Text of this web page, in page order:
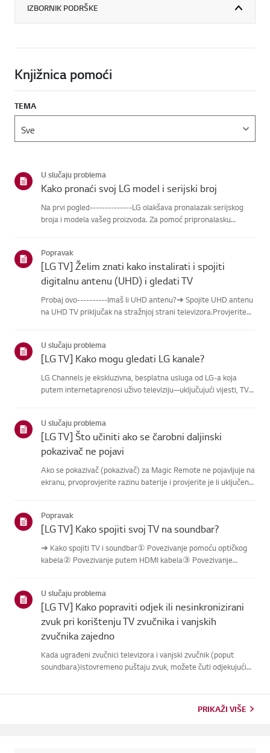
IZBORNIK PODRŠKE
Knjižnica pomoći
TEMA
U slučaju problema
Kako pronaći svoj LG model i serijski broj
Na prvi pogled--------------LG olakšava pronalazak serijskog
broja i modela vašeg proizvoda. Za pomoć pripronalasku
napravlje...
Popravak
[LG TV] Želim znati kako instalirati i spojiti
digitalnu antenu (UHD) i gledati TV
Probaj ovo----------Imaš li UHD antenu?➔ Spojite UHD antenu
na UHD TV priključak na stražnjoj strani televizora.Provjerite
U slučaju problema
[LG TV] Kako mogu gledati LG kanale?
LG Channels je ekskluzivna, besplatna usluga od LG-a koja
putem internetaprenosi uživo televiziju—uključujući vijesti, TV
tipkikanala...
U slučaju problema
[LG TV] Što učiniti ako se čarobni daljinski
pokazivač ne pojavi
Ako se pokazivač (pokazivač) za Magic Remote ne pojavljuje na
ekranu, prvoprovjerite razinu baterije i provjerite je li uključena
Popravak
[LG TV] Kako spojiti svoj TV na soundbar?
➔ Kako spojiti TV i soundbar① Povezivanje pomoću optičkog
kabela② Povezivanje putem HDMI kabela③ Povezivanje
Povezivanje pomoću...
U slučaju problema
[LG TV] Kako popraviti odjek ili nesinkronizirani
zvuk pri korištenju TV zvučnika i vanjskih
zvučnika zajedno
Kada ugrađeni zvučnici televizora i vanjski zvučnik (poput
soundbara)istovremeno puštaju zvuk, možete čuti odjekujući
PRIKAŽI VIŠE